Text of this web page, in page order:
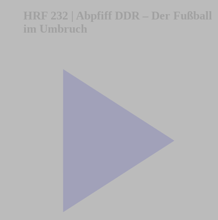
HRF 232 | Abpfiff DDR – Der Fußball
im Umbruch